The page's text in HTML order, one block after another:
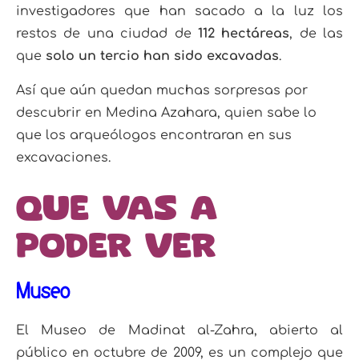
investigadores que han sacado a la luz los
restos de una ciudad de 112 hectáreas, de las
que solo un tercio han sido excavadas.
Así que aún quedan muchas sorpresas por
descubrir en Medina Azahara, quien sabe lo
que los arqueólogos encontraran en sus
excavaciones.
Que vas a
poder ver
Museo
El Museo de Madinat al-Zahra, abierto al
público en octubre de 2009, es un complejo que